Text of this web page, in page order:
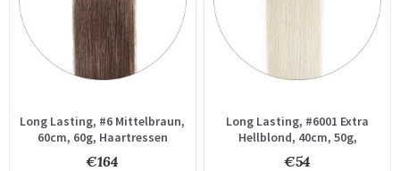
Long Lasting, #6 Mittelbraun,
60cm, 60g, Haartressen
€164
Long Lasting, #6001 Extra
Hellblond, 40cm, 50g,
Haartressen
€54